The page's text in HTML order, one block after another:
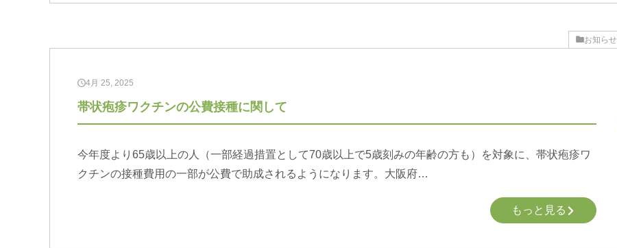
お知らせ
4月 25, 2025
帯状疱疹ワクチンの公費接種に関して
今年度より65歳以上の人（一部経過措置として70歳以上で5歳刻みの年齢の方も）を対象に、帯状疱疹ワ
クチンの接種費用の一部が公費で助成されるようになります。大阪府…
もっと見る